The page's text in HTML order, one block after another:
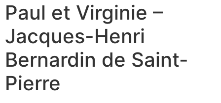
Paul et Virginie –
Jacques-Henri
Bernardin de Saint-
Pierre